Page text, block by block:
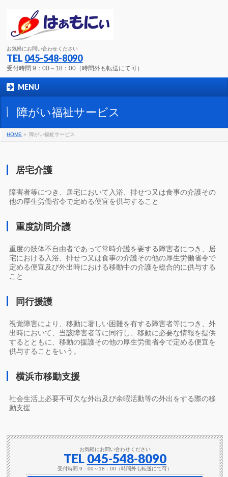
お気軽にお問い合わせください
TEL 045-548-8090
受付時間 9：00～18：00（時間外も転送にて可）
MENU
障がい福祉サービス
HOME » 障がい福祉サービス
居宅介護
障害者等につき、居宅において入浴、排せつ又は食事の介護その
他の厚生労働省令で定める便宜を供与すること
重度訪問介護
重度の肢体不自由者であって常時介護を要する障害者につき、居
宅における入浴、排せつ又は食事の介護その他の厚生労働省令で
定める便宜及び外出時における移動中の介護を総合的に供与する
こと
同行援護
視覚障害により、移動に著しい困難を有する障害者等につき、外
出時において、当該障害者等に同行し、移動に必要な情報を提供
するとともに、移動の援護その他の厚生労働省令で定める便宜を
供与することをいう。
横浜市移動支援
社会生活上必要不可欠な外出及び余暇活動等の外出をする際の移
動支援
お気軽にお問い合わせください
TEL 045-548-8090
受付時間 9：00～18：00（時間外も転送にて可）